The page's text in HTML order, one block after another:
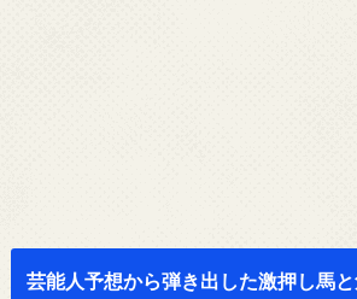
芸能人予想から弾き出した激押し馬